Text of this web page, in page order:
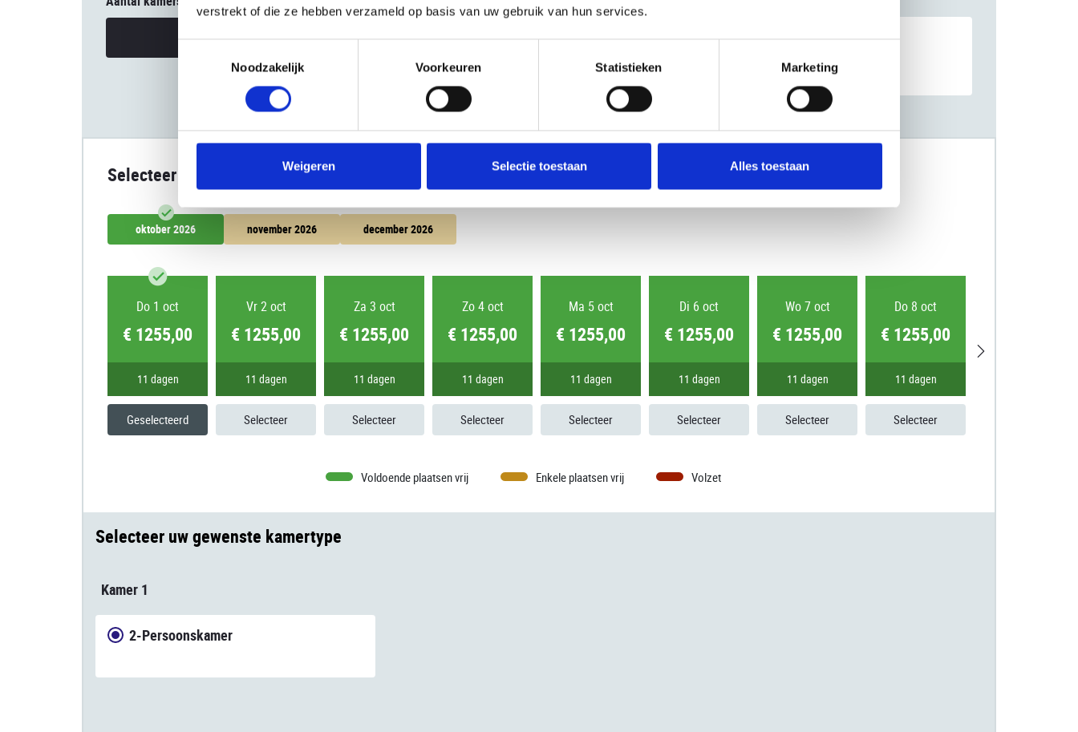
verstrekt of die ze hebben verzameld op basis van uw gebruik van hun services.
Noodzakelijk
Voorkeuren Statistieken Marketing
Weigeren Selectie toestaan Alles toestaan
Uw reisgezelschap Uw huidige selectie
Kamer 1:2 Volwassenen
Selecteer datum
oktober 2026 november 2026 december 2026
Do 1 oct
€ 1255,00
11 dagen
Geselecteerd
Vr 2 oct
€ 1255,00
11 dagen
Selecteer
Za 3 oct
€ 1255,00
11 dagen
Selecteer
Zo 4 oct
€ 1255,00
11 dagen
Selecteer
Ma 5 oct
€ 1255,00
11 dagen
Selecteer
Di 6 oct
€ 1255,00
11 dagen
Selecteer
Wo 7 oct
€ 1255,00
11 dagen
Selecteer
Do 8 oct
€ 1255,00
11 dagen
Selecteer
Voldoende plaatsen vrij Enkele plaatsen vrij Volzet
Selecteer uw gewenste kamertype
Kamer 1
2-Persoonskamer